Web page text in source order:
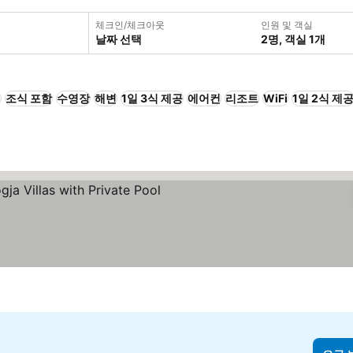
체크인/체크아웃
날짜 선택
인원 및 객실
2명, 객실 1개
조식 포함 수영장 해변 1일 3식 제공 에어컨 리조트 WiFi 1일 2식 제공